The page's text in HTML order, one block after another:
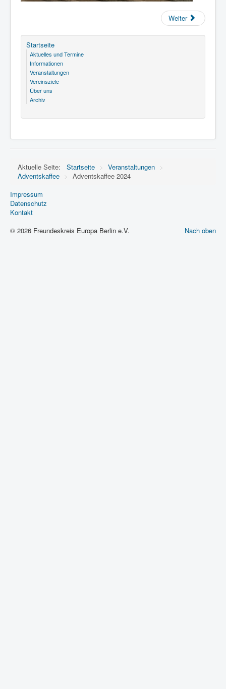
Weiter
Startseite
Aktuelles und Termine
Informationen
Veranstaltungen
Vereinsziele
Über uns
Archiv
Aktuelle Seite: Startseite > Veranstaltungen >
Adventskaffee > Adventskaffee 2024
Impressum
Datenschutz
Kontakt
Nach oben
© 2026 Freundeskreis Europa Berlin e.V.